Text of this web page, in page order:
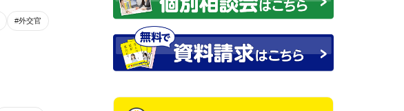
#外交官